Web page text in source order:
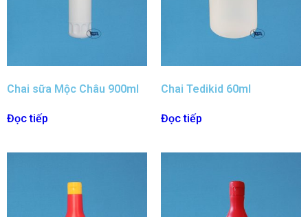
Chai sữa Mộc Châu 900ml
Đọc tiếp
Chai Tedikid 60ml
Đọc tiếp